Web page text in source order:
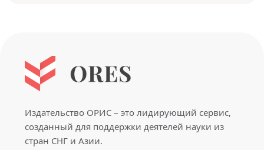
Издательство ОРИС – это лидирующий сервис,
созданный для поддержки деятелей науки из
стран СНГ и Азии.